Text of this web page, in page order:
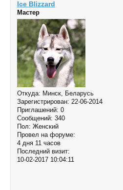
Ice Blizzard
Мастер
Откуда: Минск, Беларусь
Зарегистрирован: 22-06-2014
Приглашений: 0
Сообщений: 340
Пол: Женский
Провел на форуме:
4 дня 11 часов
Последний визит:
10-02-2017 10:04:11